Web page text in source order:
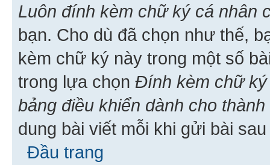
Luôn đính kèm chữ ký cá nhân
bạn. Cho dù đã chọn như thế,
kèm chữ ký này trong một số
trong lựa chọn Đính kèm chữ
bảng điều khiển dành cho
dung bài viết mỗi khi gửi bài sau
Đầu trang